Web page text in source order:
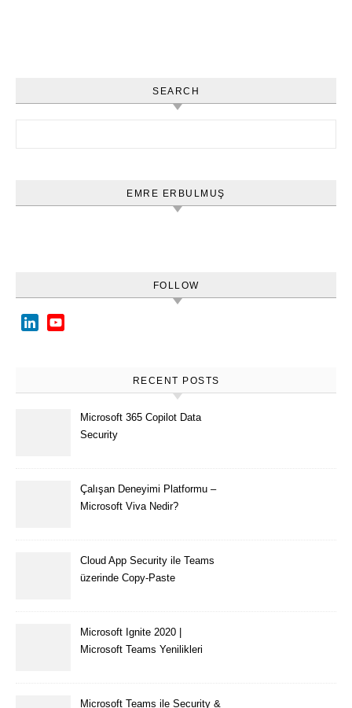
SEARCH
EMRE ERBULMUŞ
FOLLOW
LinkedIn
RECENT POSTS
Microsoft 365 Copilot Data
Security
Çalışan Deneyimi Platformu –
Microsoft Viva Nedir?
Cloud App Security ile Teams
üzerinde Copy-Paste
Microsoft Ignite 2020 |
Microsoft Teams Yenilikleri
Microsoft Teams ile Security &